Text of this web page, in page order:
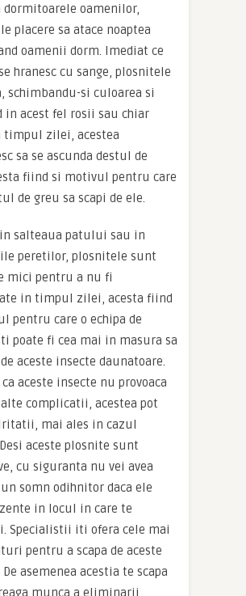
oamenilor,
placere sa atace noaptea
oamenii dorm. Imediat ce
hranesc cu sange, plosnitele
schimbandu-si culoarea si
in acest fel rosii sau chiar
timpul zilei, acestea
sa se ascunda destul de
fiind si motivul pentru care
de greu sa scapi de ele.
salteaua patului sau in
peretilor, plosnitele sunt
mici pentru a nu fi
in timpul zilei, acesta fiind
pentru care o echipa de
poate fi cea mai in masura sa
aceste insecte daunatoare.
aceste insecte nu provoaca
complicatii, acestea pot
mai ales in cazul
aceste plosnite sunt
cu siguranta nu vei avea
somn odihnitor daca ele
in locul in care te
Specialistii iti ofera cele mai
pentru a scapa de aceste
asemenea acestia te scapa
munca a eliminarii